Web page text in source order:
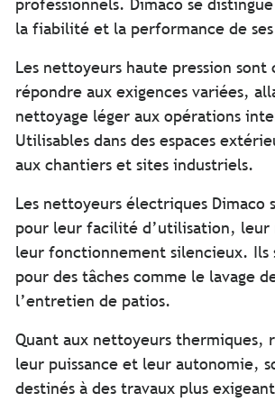
professionnels. Dimaco se
la fiabilité et la performance de
Les nettoyeurs haute pression sont
répondre aux exigences variées,
nettoyage léger aux opérations
Utilisables dans des espaces
aux chantiers et sites industriels.
Les nettoyeurs électriques Dimaco
pour leur facilité d’utilisation,
leur fonctionnement silencieux. Ils
pour des tâches comme le lavage
l’entretien de patios.
Quant aux nettoyeurs thermiques,
leur puissance et leur autonomie,
destinés à des travaux plus